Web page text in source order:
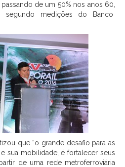
de um 50% nos anos 60,
segundo medições do Banco
que “o grande desafio para as
sua mobilidade, é fortalecer seus
de uma rede metroferroviária